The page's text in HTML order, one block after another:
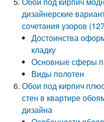
дизайнерские
сочетания узоров
Достоинства
кладку
Основные сферы
Виды полотен
Обои под кирпич
стен в квартире
дизайна